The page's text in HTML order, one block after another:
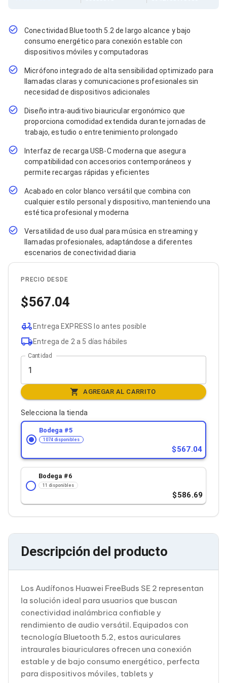
Jacks de Red
Conectores
Tapas y Cajas
Pinzas Ponchadoras
Probadores de Cable
Cortadoras de Cable
Protectores para Cables
Cables para Impresoras
Bobinas
Cableado Estructurado
Sujetadores de Cables
Cinchos
Adaptadores
Adaptadores PC
Adaptadores PC USB
Adaptadores PC Serial
Adaptadores PC SATA
Adaptadores PC IDE
Adaptadores PC Teclado
Bluetooth
Adaptadores Video
Adaptadores Video DisplayPort
Divisores de Video
Adaptadores Video HDMI
Adaptadores Video DVI
Adaptadores Video VGA / HD15
Adaptadores Audio
Adaptadores Audio AUX
Adaptadores Audio USB
Dispositivos de Entrada
Teclados
Teclados Numéricos
Controles de Juego para PC
Servidores
Accesorios para Servidores
Racks y Gabinetes
Cableado Estructurado para Servidores
Cables KVM
Fuentes de Poder
Enfriamiento para Servidores
Soportes y Paneles
Servidores
Ultrium
Discos Duros / SSD / NAS
Accesorios para Discos Duros
Gabinetes de Discos Duros
Discos Duros para NAS
Discos Duros para Videovigilancia
Discos Duros para Servidores
Accesorios para SSD
Gabinetes para SSD
Almacenamiento MSA
Discos Duros Internos para PC
Discos Duros Internos para Laptop
Monitores
Conectividad Bluetooth 5.2 de largo alcance y bajo
consumo energético para conexión estable con
dispositivos móviles y computadoras
Micrófono integrado de alta sensibilidad optimizado para
llamadas claras y comunicaciones profesionales sin
necesidad de dispositivos adicionales
Diseño intra-auditivo biauricular ergonómico que
proporciona comodidad extendida durante jornadas de
trabajo, estudio o entretenimiento prolongado
Interfaz de recarga USB-C moderna que asegura
compatibilidad con accesorios contemporáneos y
permite recargas rápidas y eficientes
Acabado en color blanco versátil que combina con
cualquier estilo personal y dispositivo, manteniendo una
estética profesional y moderna
Versatilidad de uso dual para música en streaming y
llamadas profesionales, adaptándose a diferentes
escenarios de conectividad diaria
PRECIO DESDE
567.04
Entrega EXPRESS lo antes posible
Entrega de 2 a 5 días hábiles
Cantidad
AGREGAR AL CARRITO
Selecciona la tienda
Bodega #5
1074 disponibles
567.04
Bodega #6
11 disponibles
586.69
Descripción del producto
Los Audífonos Huawei FreeBuds SE 2 representan
la solución ideal para usuarios que buscan
conectividad inalámbrica confiable y
rendimiento de audio versátil. Equipados con
tecnología Bluetooth 5.2, estos auriculares
intraurales biauriculares ofrecen una conexión
estable y de bajo consumo energético, perfecta
para dispositivos móviles, tablets y